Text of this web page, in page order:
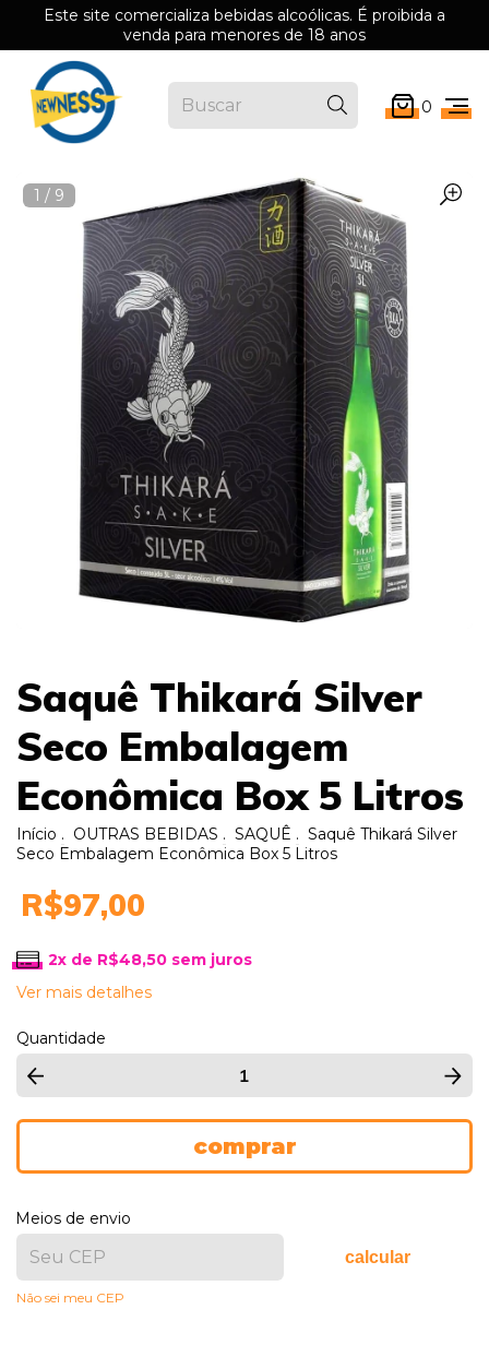
Este site comercializa bebidas alcoólicas. É proibida a
venda para menores de 18 anos
0
Saquê Thikará Silver
Seco Embalagem
Econômica Box 5 Litros
Início . OUTRAS BEBIDAS . SAQUÊ . Saquê Thikará Silver
Seco Embalagem Econômica Box 5 Litros
R$97,00
2x de R$48,50sem juros
Ver mais detalhes
Quantidade
Meios de envio
calcular
Não sei meu CEP
1 / 9